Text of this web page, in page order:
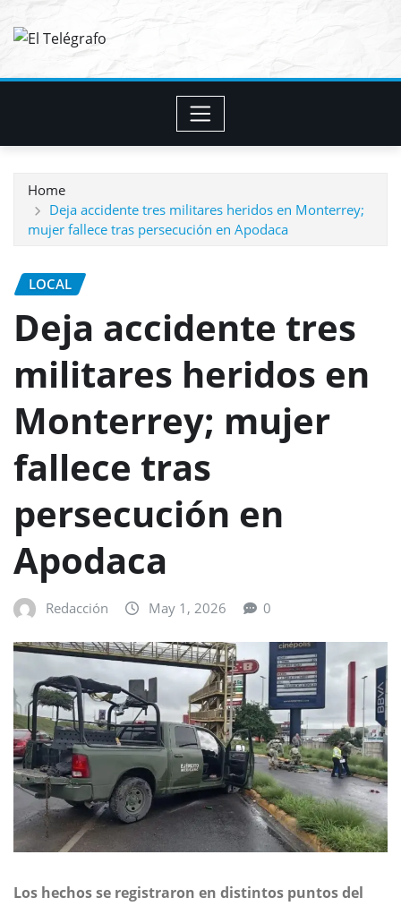
Home
Deja accidente tres militares heridos en Monterrey;
mujer fallece tras persecución en Apodaca
LOCAL
Deja accidente tres
militares heridos en
Monterrey; mujer
fallece tras
persecución en
Apodaca
Redacción May 1, 2026 0
Los hechos se registraron en distintos puntos del